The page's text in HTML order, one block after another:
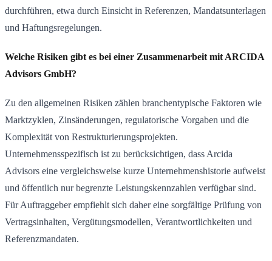
durchführen, etwa durch Einsicht in Referenzen, Mandatsunterlagen
und Haftungsregelungen.
Welche Risiken gibt es bei einer Zusammenarbeit mit ARCIDA
Advisors GmbH?
Zu den allgemeinen Risiken zählen branchentypische Faktoren wie
Marktzyklen, Zinsänderungen, regulatorische Vorgaben und die
Komplexität von Restrukturierungsprojekten.
Unternehmensspezifisch ist zu berücksichtigen, dass Arcida
Advisors eine vergleichsweise kurze Unternehmenshistorie aufweist
und öffentlich nur begrenzte Leistungskennzahlen verfügbar sind.
Für Auftraggeber empfiehlt sich daher eine sorgfältige Prüfung von
Vertragsinhalten, Vergütungsmodellen, Verantwortlichkeiten und
Referenzmandaten.